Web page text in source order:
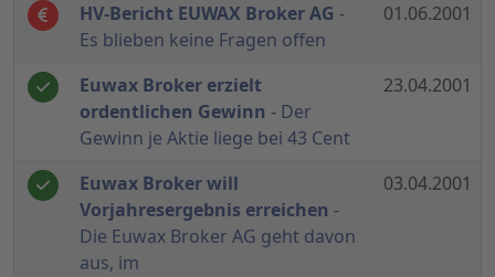
HV-Bericht EUWAX Broker AG -
Es blieben keine Fragen offen
01.06.2001
Euwax Broker erzielt
ordentlichen Gewinn - Der
Gewinn je Aktie liege bei 43 Cent
23.04.2001
Euwax Broker will
Vorjahresergebnis erreichen -
Die Euwax Broker AG geht davon
aus, im
03.04.2001